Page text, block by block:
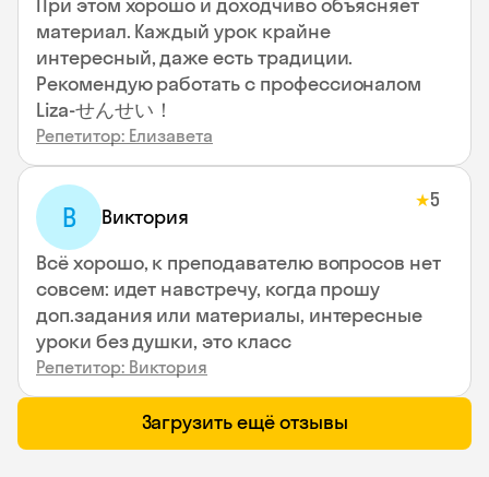
материал. Каждый урок крайне
интересный, даже есть традиции.
Рекомендую работать с профессионалом
Liza-せんせい！
Репетитор: Елизавета
В Виктория
★5
Всё хорошо, к преподавателю вопросов нет
совсем: идет навстречу, когда прошу
доп.задания или материалы, интересные
уроки без душки, это класс
Репетитор: Виктория
Загрузить ещё отзывы